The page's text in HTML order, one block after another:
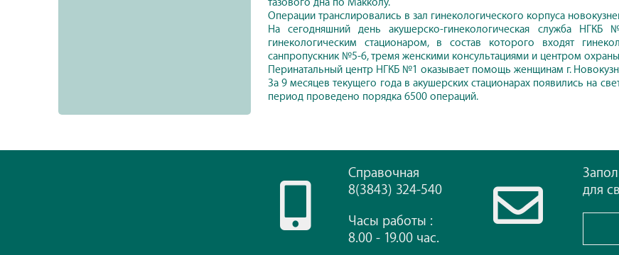
Операции транслировались в зал гинекологического корпуса
На сегодняшний день акушерско-гинекологическая служба
гинекологическим стационаром, в состав которого входят
санпропускник №5-6, тремя женскими консультациями и центром
Перинатальный центр НГКБ №1 оказывает помощь женщинам г.
За 9 месяцев текущего года в акушерских стационарах появились на
период проведено порядка 6500 операций.
Справочная
8(3843) 324-540
Часы работы :
8.00 - 19.00 час.
для